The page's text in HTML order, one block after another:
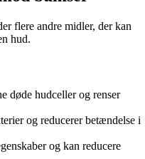
flere andre midler, der kan
hud.
døde hudceller og renser
og reducerer betændelse i
og kan reducere